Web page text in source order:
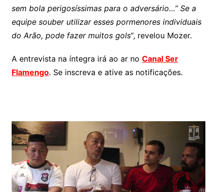
sem bola perigosíssimas para o adversário…” Se a
equipe souber utilizar esses pormenores individuais
do Arão, pode fazer muitos gols“, revelou Mozer.
A entrevista na íntegra irá ao ar no Canal Ser
Flamengo. Se inscreva e ative as notificações.